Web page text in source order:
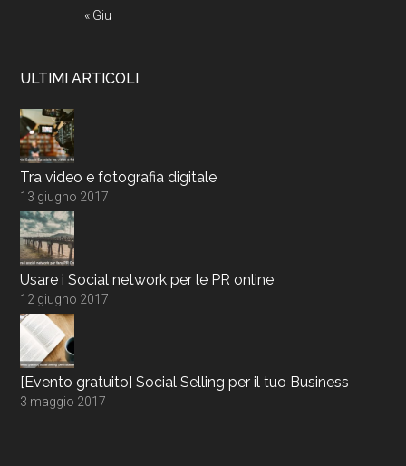
« Giu
ULTIMI ARTICOLI
Tra video e fotografia digitale
13 giugno 2017
Usare i Social network per le PR online
12 giugno 2017
[Evento gratuito] Social Selling per il tuo Business
3 maggio 2017